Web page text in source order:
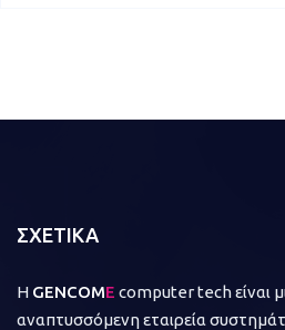
ΣΧΕΤΙΚΑ
Η GENCOME computer tech είναι
αναπτυσσόμενη εταιρεία